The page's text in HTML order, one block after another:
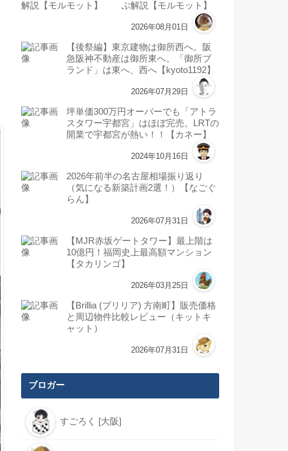
ぶ解説【モルモット】
2026年08月01日
【後祭編】東京建物は御所西へ。阪
急阪神不動産は御所東へ。「御所ブ
ランド」は東へ、西へ【kyoto1192】
2026年07月29日
坪単価300万円オーバーでも「アトラ
スタワー宇都宮」はほぼ完売。LRTの
開業で宇都宮が熱い！！【カネー】
2024年10月16日
2026年前半の名古屋相場振り返り
（気になる新築計画2選！）【なごぐ
らん】
2026年07月31日
【MJR赤坂ゲートタワー】最上階は
10億円！福岡史上最高額マンション
【タカリンゴ】
2026年03月25日
【Brillia (ブリリア) 方南町】販売価格
と周辺物件比較レビュー（キットキ
ャット）
2026年07月31日
ブロガー
すごろく [大阪]